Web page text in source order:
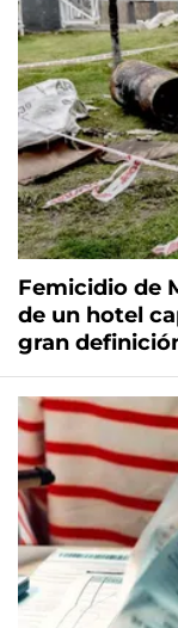
Femicidio de
de un hotel
gran